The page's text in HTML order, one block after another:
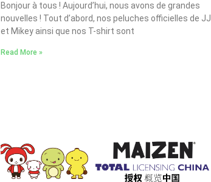
Bonjour à tous ! Aujourd’hui, nous avons de grandes
nouvelles ! Tout d’abord, nos peluches officielles de JJ
et Mikey ainsi que nos T-shirt sont
Read More »